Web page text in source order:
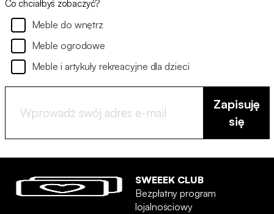
Co chciałbyś zobaczyć?
Meble do wnętrz
Meble ogrodowe
Meble i artykuły rekreacyjne dla dzieci
Zapisuję
się
SWEEEK CLUB
Bezpłatny program
lojalnościowy